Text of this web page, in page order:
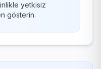
yetkisiz
gösterin.